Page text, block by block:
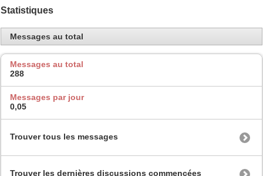
Statistiques
Messages au total
Messages au total
288
Messages par jour
0,05
Trouver tous les messages
Trouver les dernières discussions commencées